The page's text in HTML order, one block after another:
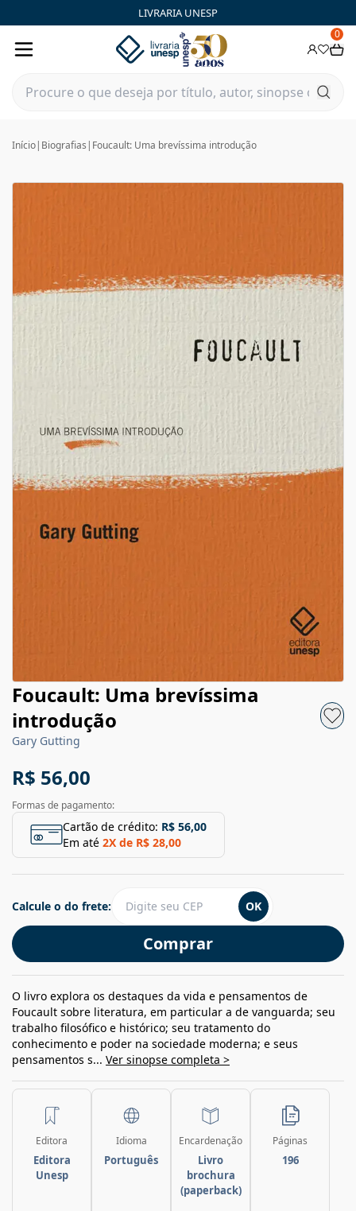
LIVRARIA UNESP
0
Início| Biografias | Foucault: Uma brevíssima introdução
Foucault: Uma brevíssima
introdução
Gary Gutting
R$ 56,00
Formas de pagamento:
Cartão de crédito: R$ 56,00
Em até 2X de R$ 28,00
Comprar
Calcule o do frete: OK
O livro explora os destaques da vida e pensamentos de
Foucault sobre literatura, em particular a de vanguarda; seu
trabalho filosófico e histórico; seu tratamento do
conhecimento e poder na sociedade moderna; e seus
pensamentos s... Ver sinopse completa >
Editora
Editora
Unesp
Idioma
Português
Encardenação
Livro
brochura
(paperback)
Páginas
196